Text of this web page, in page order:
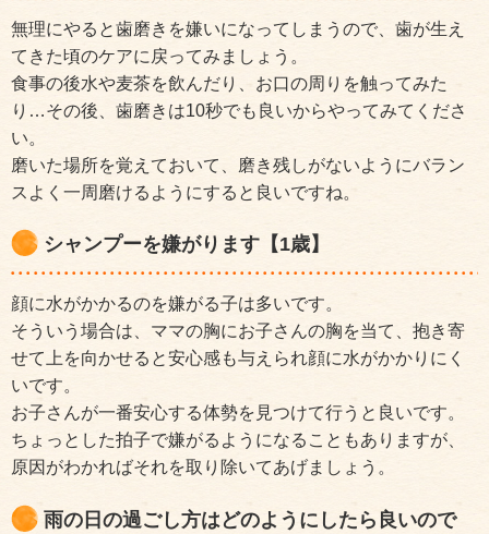
無理にやると歯磨きを嫌いになってしまうので、歯が生え
てきた頃のケアに戻ってみましょう。
食事の後水や麦茶を飲んだり、お口の周りを触ってみた
り…その後、歯磨きは10秒でも良いからやってみてくださ
い。
磨いた場所を覚えておいて、磨き残しがないようにバラン
スよく一周磨けるようにすると良いですね。
シャンプーを嫌がります【1歳】
顔に水がかかるのを嫌がる子は多いです。
そういう場合は、ママの胸にお子さんの胸を当て、抱き寄
せて上を向かせると安心感も与えられ顔に水がかかりにく
いです。
お子さんが一番安心する体勢を見つけて行うと良いです。
ちょっとした拍子で嫌がるようになることもありますが、
原因がわかればそれを取り除いてあげましょう。
雨の日の過ごし方はどのようにしたら良いので